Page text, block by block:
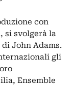
con
si svolgerà la
John Adams.
gli
Ensemble